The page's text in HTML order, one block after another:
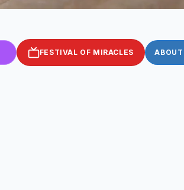
FESTIVAL OF MIRACLES